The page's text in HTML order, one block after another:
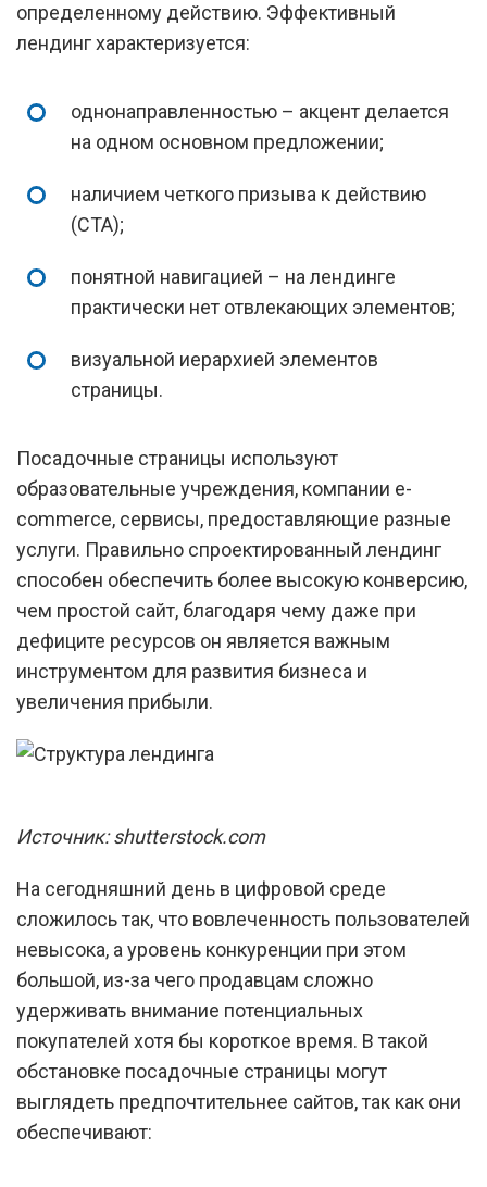
определенному действию. Эффективный
лендинг характеризуется:
однонаправленностью – акцент делается
на одном основном предложении;
наличием четкого призыва к действию
(СТА);
понятной навигацией – на лендинге
практически нет отвлекающих элементов;
визуальной иерархией элементов
страницы.
Посадочные страницы используют
образовательные учреждения, компании e-
commerce, сервисы, предоставляющие разные
услуги. Правильно спроектированный лендинг
способен обеспечить более высокую конверсию,
чем простой сайт, благодаря чему даже при
дефиците ресурсов он является важным
инструментом для развития бизнеса и
увеличения прибыли.
Источник: shutterstock.com
На сегодняшний день в цифровой среде
сложилось так, что вовлеченность пользователей
невысока, а уровень конкуренции при этом
большой, из-за чего продавцам сложно
удерживать внимание потенциальных
покупателей хотя бы короткое время. В такой
обстановке посадочные страницы могут
выглядеть предпочтительнее сайтов, так как они
обеспечивают: